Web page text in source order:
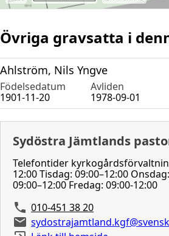
Övriga gravsatta i
Ahlström, Nils Yngve
Födelsedatum Avliden
1901-11-20
1978-09-01
Sydöstra Jämtlands
Telefontider
12:00 Tisdag: 09:00–12:00
09:00–12:00 Fredag: 09:00-12:00
010-451 38 20